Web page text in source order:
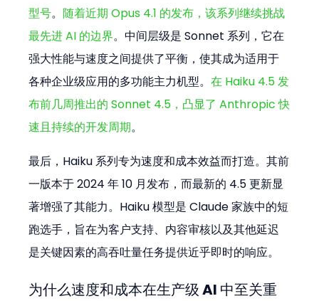
型号。随着近期 Opus 4.1 的发布，该系列继续挑战
最先进 AI 的边界。中间层级是 Sonnet 系列，它在
强大性能与速度之间提供了平衡，使其成为适用于
各种企业级应用的多功能主力机型。在 Haiku 4.5 发
布前几周推出的 Sonnet 4.5，凸显了 Anthropic 快
速且持续的开发周期。
最后，Haiku 系列专为速度和成本效益而打造。其前
一版本于 2024 年 10 月发布，而最新的 4.5 更新显
著增强了其能力。Haiku 模型是 Claude 家族中的短
跑选手，旨在为客户支持、内容审核以及其他延迟
是关键因素的高吞吐量任务提供近乎即时的响应。
为什么速度和成本在生产级 AI 中至关重